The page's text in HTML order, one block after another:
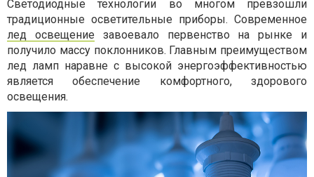
Светодиодные технологии во многом превзошли
традиционные осветительные приборы. Современное
лед освещение завоевало первенство на рынке и
получило массу поклонников. Главным преимуществом
лед ламп наравне с высокой энергоэффективностью
является обеспечение комфортного, здорового
освещения.